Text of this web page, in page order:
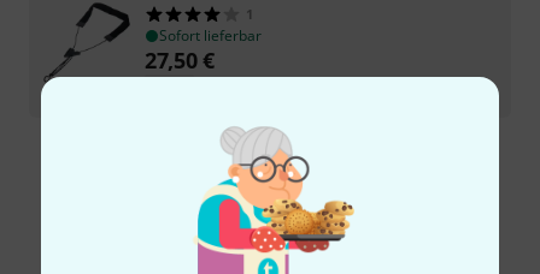
1
Sofort lieferbar
27,50€
Kostenloser Versand ab 29 €
Alle Preise inkl. MwSt.